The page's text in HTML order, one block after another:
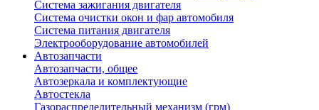
Система зажигания двигателя
Система очистки окон и фар автомобиля
Система питания двигателя
Электрооборудование автомобилей
Автозапчасти
Автозапчасти, общее
Автозеркала и комплектующие
Автостекла
Газораспределительный механизм (грм)